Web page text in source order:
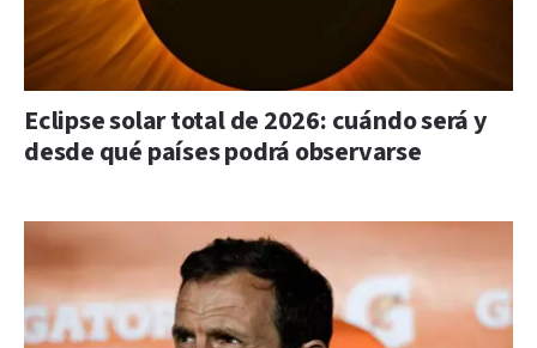
Eclipse solar total de 2026: cuándo será y
desde qué países podrá observarse